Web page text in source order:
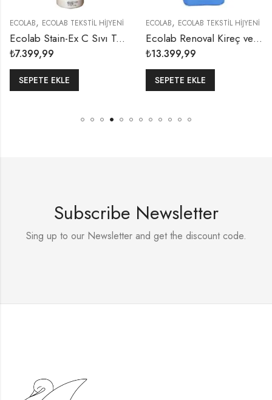
ECOLAB, ECOLAB TEKSTİL HİJYENİ
Ecolab Stain-Ex C Sıvı Tanin Çözücü 750 ml (1 KOLİ 6 ADET)
₺7.399,99
SEPETE EKLE
ECOLAB, ECOLAB TEKSTİL HİJYENİ
Ecolab Renoval Kireç ve Pas Çözücü Yardımcı Yıkama Maddesi 5,85 Kg (1 KOLİ 2 ADET)
₺13.399,99
SEPETE EKLE
Subscribe Newsletter
Sing up to our Newsletter and get the discount code.